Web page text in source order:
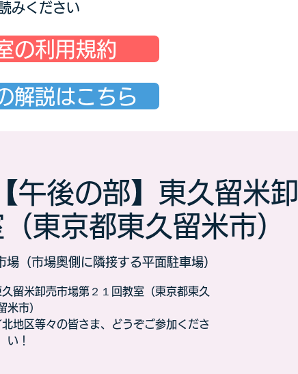
みください
の利用規約
解説はこちら
午後の部】東久留米卸
東京都東久留米市）
場（市場奥側に隣接する平面駐車場）
留米卸売市場第２１回教室（東京都東久
米市）
地区等々の皆さま、どうぞご参加くださ
い！